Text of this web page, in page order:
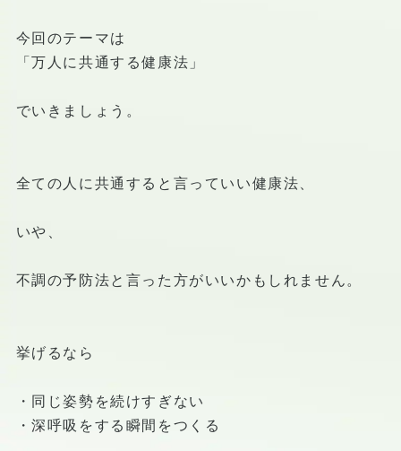
今回のテーマは
「万人に共通する健康法」
でいきましょう。
全ての人に共通すると言っていい健康法、
いや、
不調の予防法と言った方がいいかもしれません。
挙げるなら
・同じ姿勢を続けすぎない
・深呼吸をする瞬間をつくる